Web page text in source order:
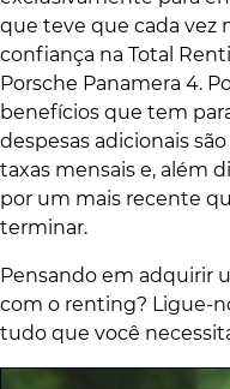
que teve que cada vez
confiança na Total
Porsche Panamera 4.
benefícios que tem
despesas adicionais
taxas mensais e, além
por um mais recente
terminar.
Pensando em adquirir
com o renting? Ligue-
tudo que você